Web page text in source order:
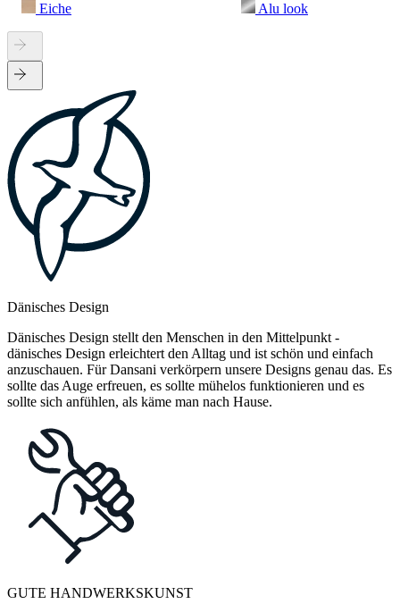
Eiche
Alu look
Dänisches Design
Dänisches Design stellt den Menschen in den Mittelpunkt -
dänisches Design erleichtert den Alltag und ist schön und einfach
anzuschauen. Für Dansani verkörpern unsere Designs genau das. Es
sollte das Auge erfreuen, es sollte mühelos funktionieren und es
sollte sich anfühlen, als käme man nach Hause.
GUTE HANDWERKSKUNST